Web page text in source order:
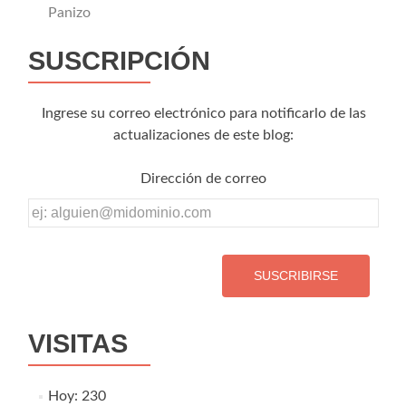
Panizo
SUSCRIPCIÓN
Ingrese su correo electrónico para notificarlo de las
actualizaciones de este blog:
Dirección de correo
Dirección
de
correo
VISITAS
Hoy: 230